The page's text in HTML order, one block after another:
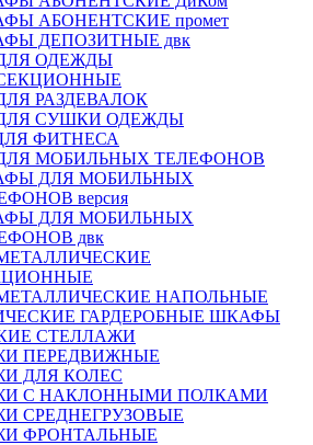
АБОНЕНТСКИЕ промет
ДЕПОЗИТНЫЕ двк
ОДЕЖДЫ
РАЗДЕВАЛОК
СУШКИ ОДЕЖДЫ
ФИТНЕСА
МОБИЛЬНЫХ ТЕЛЕФОНОВ
ДЛЯ МОБИЛЬНЫХ
версия
ДЛЯ МОБИЛЬНЫХ
двк
НАПОЛЬНЫЕ
ГАРДЕРОБНЫЕ ШКАФЫ
СТЕЛЛАЖИ
ПЕРЕДВИЖНЫЕ
ДЛЯ КОЛЕС
С НАКЛОННЫМИ ПОЛКАМИ
СРЕДНЕГРУЗОВЫЕ
ФРОНТАЛЬНЫЕ